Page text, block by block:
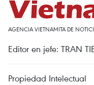
AGENCIA VIETNAMITA DE
Editor en jefe: TRAN
Propiedad Intelectual